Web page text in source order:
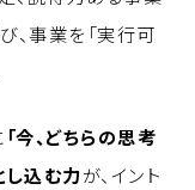
、事業を「実行可
「今、どちらの思考
し込む力が、イント